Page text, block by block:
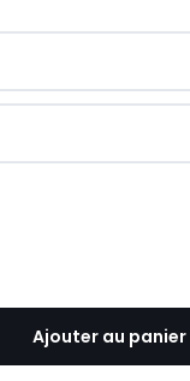
Ajouter au panier